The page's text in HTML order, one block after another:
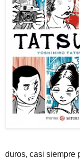
duros, casi siempre